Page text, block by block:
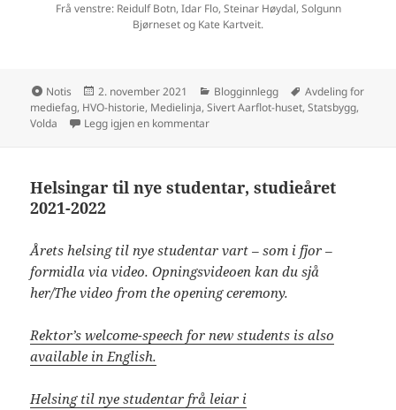
Frå venstre: Reidulf Botn, Idar Flo, Steinar Høydal, Solgunn
Bjørneset og Kate Kartveit.
Format
Notis Publisert
2. november 2021 Kategorier
Blogginnlegg Stikkord
Avdeling for
mediefag, HVO-historie, Medielinja,Sivert Aarflot-huset,Statsbygg,
Volda
Legg igjen en kommentartil Opning av Sivert Aarflot-huset, 26.
Helsingar til nye studentar, studieåret
2021-2022
Årets helsing til nye studentar vart – som i fjor –
formidla via video. Opningsvideoen kan du sjå
her/The video from the opening ceremony.
Rektor’s welcome-speech for new students is also
available in English.
Helsing til nye studentar frå leiar i